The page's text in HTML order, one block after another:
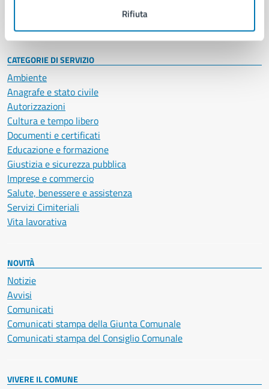
Rifiuta
Intranet, posta aziendale e protocollo
CATEGORIE DI SERVIZIO
Ambiente
Anagrafe e stato civile
Autorizzazioni
Cultura e tempo libero
Documenti e certificati
Educazione e formazione
Giustizia e sicurezza pubblica
Imprese e commercio
Salute, benessere e assistenza
Servizi Cimiteriali
Vita lavorativa
NOVITÀ
Notizie
Avvisi
Comunicati
Comunicati stampa della Giunta Comunale
Comunicati stampa del Consiglio Comunale
VIVERE IL COMUNE